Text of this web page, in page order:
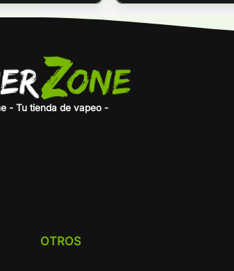
- Tu tienda de vapeo -
OTROS